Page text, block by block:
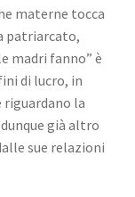
materne tocca
patriarcato,
madri fanno” è
di lucro, in
riguardano la
già altro
sue relazioni